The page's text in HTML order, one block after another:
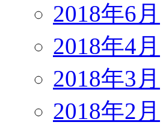
2018年6月
2018年4月
2018年3月
2018年2月